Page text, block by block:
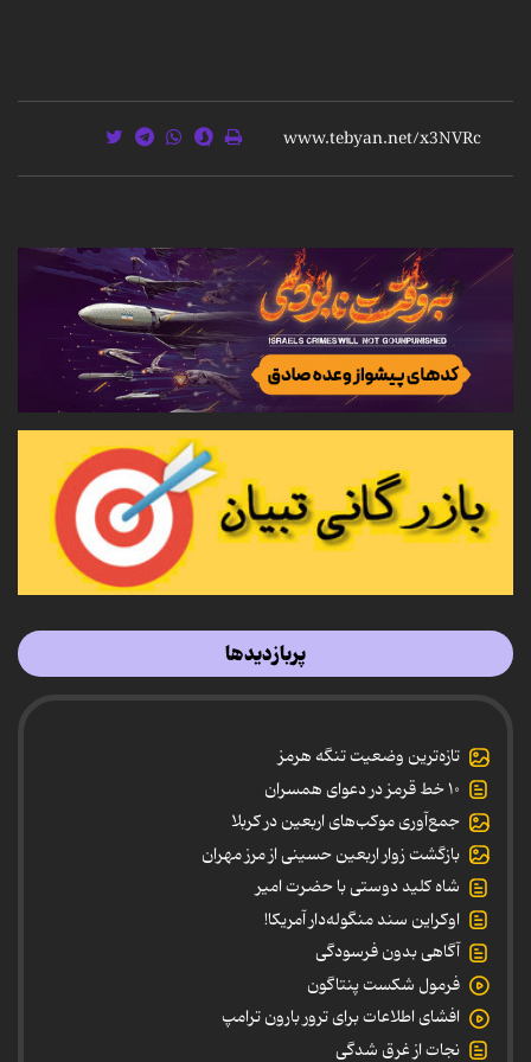
پربازدیدها
تازه‌ترین وضعیت تنگه هرمز
۱۰ خط قرمز در دعوای همسران
جمع‌آوری موکب‌های اربعین در کربلا
بازگشت زوار اربعین حسینی از مرز مهران
شاه کلید دوستی با حضرت امیر
اوکراین سند منگوله‌دار آمریکا!
آگاهی بدون فرسودگی
فرمول شکست پنتاگون
افشای اطلاعات برای ترور بارون ترامپ
نجات از غرق شدگی